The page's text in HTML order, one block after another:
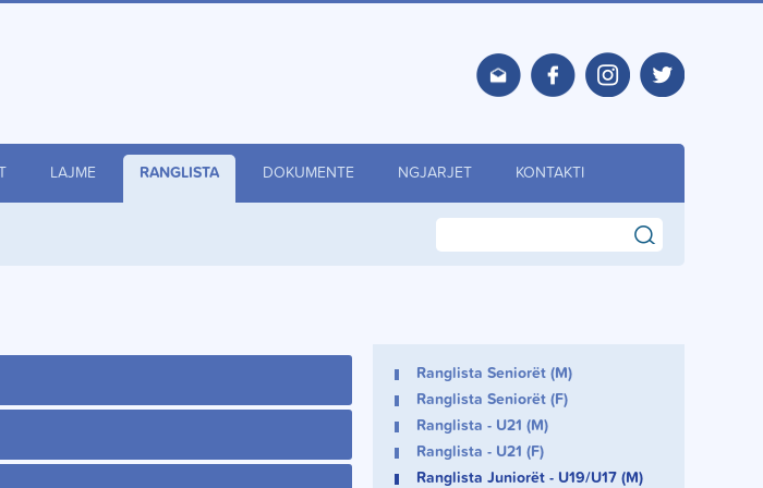
LAJME RANGLISTA DOKUMENTE NGJARJET KONTAKTI
search
Ranglista Seniorët (M)
Ranglista Seniorët (F)
Ranglista - U21 (M)
Ranglista - U21 (F)
Ranglista Juniorët - U19/U17 (M)